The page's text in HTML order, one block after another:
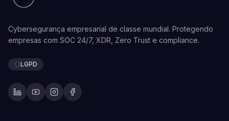
Cybersegurança empresarial de classe mundial. Protegendo
empresas com SOC 24/7, XDR, Zero Trust e compliance.
LGPD